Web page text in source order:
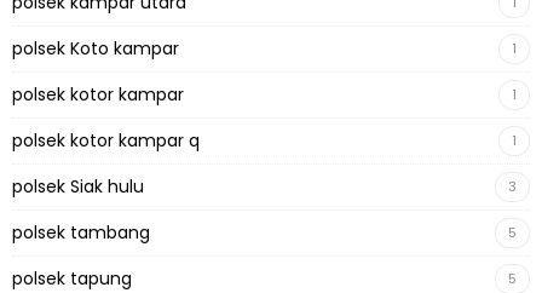
polsek Koto kampar 1
polsek kotor kampar 1
polsek kotor kampar q 1
polsek Siak hulu 3
polsek tambang 5
polsek tapung 5